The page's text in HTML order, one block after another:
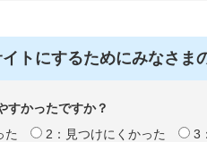
トにするためにみなさま
すかったですか？
た
2：見つけにくかった
3